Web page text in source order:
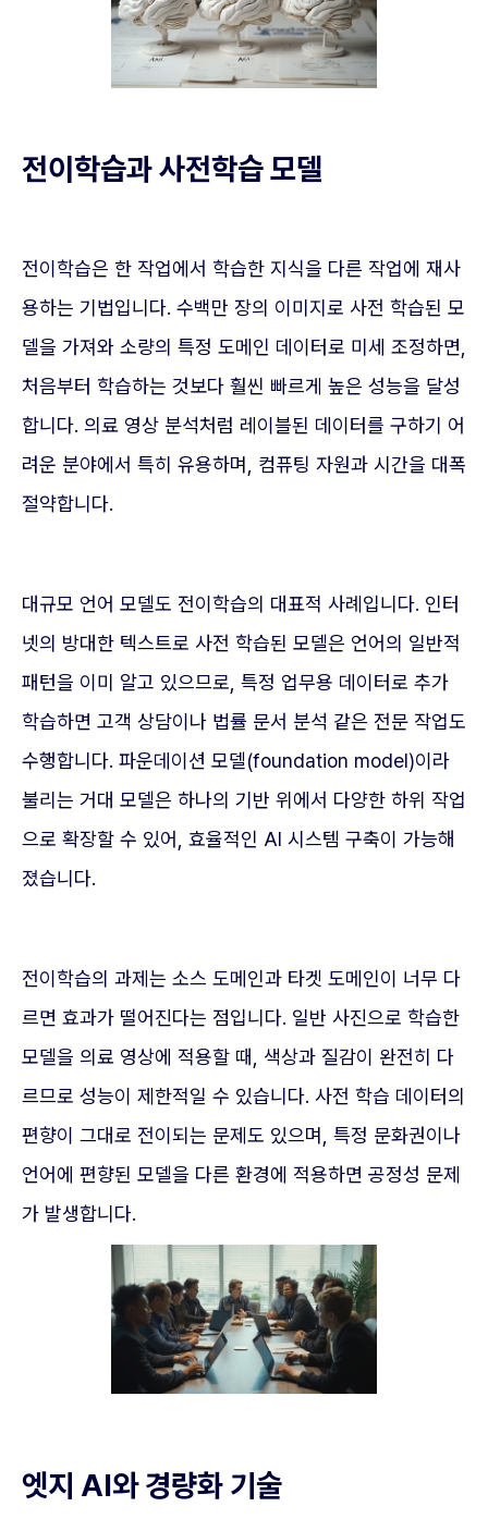
전이학습과 사전학습 모델
전이학습은 한 작업에서 학습한 지식을 다른 작업에 재사
용하는 기법입니다. 수백만 장의 이미지로 사전 학습된 모
델을 가져와 소량의 특정 도메인 데이터로 미세 조정하면,
처음부터 학습하는 것보다 훨씬 빠르게 높은 성능을 달성
합니다. 의료 영상 분석처럼 레이블된 데이터를 구하기 어
려운 분야에서 특히 유용하며, 컴퓨팅 자원과 시간을 대폭
절약합니다.
대규모 언어 모델도 전이학습의 대표적 사례입니다. 인터
넷의 방대한 텍스트로 사전 학습된 모델은 언어의 일반적
패턴을 이미 알고 있으므로, 특정 업무용 데이터로 추가
학습하면 고객 상담이나 법률 문서 분석 같은 전문 작업도
수행합니다. 파운데이션 모델(foundation model)이라
불리는 거대 모델은 하나의 기반 위에서 다양한 하위 작업
으로 확장할 수 있어, 효율적인 AI 시스템 구축이 가능해
졌습니다.
전이학습의 과제는 소스 도메인과 타겟 도메인이 너무 다
르면 효과가 떨어진다는 점입니다. 일반 사진으로 학습한
모델을 의료 영상에 적용할 때, 색상과 질감이 완전히 다
르므로 성능이 제한적일 수 있습니다. 사전 학습 데이터의
편향이 그대로 전이되는 문제도 있으며, 특정 문화권이나
언어에 편향된 모델을 다른 환경에 적용하면 공정성 문제
가 발생합니다.
엣지 AI와 경량화 기술